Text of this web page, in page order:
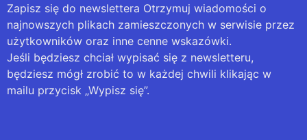
Zapisz się do newslettera Otrzymuj wiadomości o
najnowszych plikach zamieszczonych w serwisie przez
użytkowników oraz inne cenne wskazówki.
Jeśli będziesz chciał wypisać się z newsletteru,
będziesz mógł zrobić to w każdej chwili klikając w
mailu przycisk „Wypisz się”.